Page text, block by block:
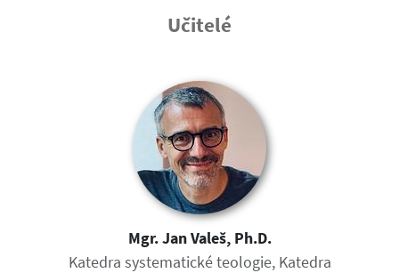
Učitelé
Mgr. Jan Valeš, Ph.D.
Katedra systematické teologie, Katedra